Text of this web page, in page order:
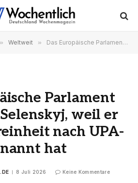
» Weltweit » Das Europäische Parlament verurteilt Selenskyj, weil er die Militäreinheit nach UPA-Helden benannt hat
Parlament
weil er
nach UPA-
hat
8 Juli 2026 Keine Kommentare